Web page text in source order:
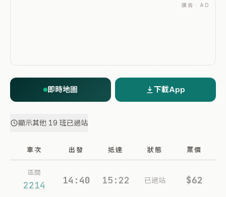
廣告 · AD
即時地圖 下載App
顯示其他 19 班已過站
車次 出發 抵達 狀態 票價
區間
2214 14:40 15:22 已過站 $62